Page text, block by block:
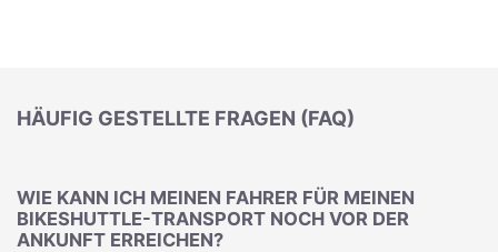
HÄUFIG GESTELLTE FRAGEN (FAQ)
WIE KANN ICH MEINEN FAHRER FÜR MEINEN
BIKESHUTTLE-TRANSPORT NOCH VOR DER
ANKUNFT ERREICHEN?